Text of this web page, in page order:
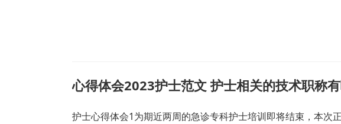
心得体会2023护士范文 护士相关的技术职称
护士心得体会1为期近两周的急诊专科护士培训即将结束，本